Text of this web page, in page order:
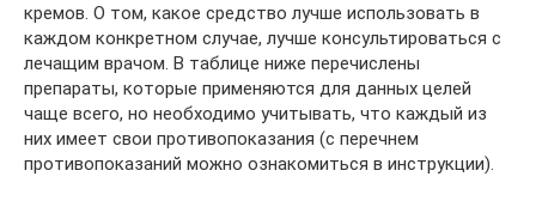
кремов. О том, какое средство лучше использовать в
каждом конкретном случае, лучше консультироваться с
лечащим врачом. В таблице ниже перечислены
препараты, которые применяются для данных целей
чаще всего, но необходимо учитывать, что каждый из
них имеет свои противопоказания (с перечнем
противопоказаний можно ознакомиться в инструкции).